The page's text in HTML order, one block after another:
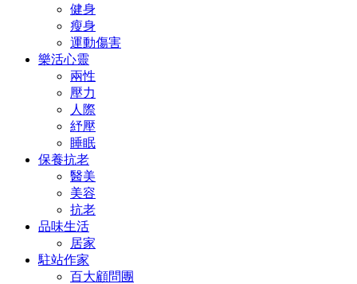
健身
瘦身
運動傷害
樂活心靈
兩性
壓力
人際
紓壓
睡眠
保養抗老
醫美
美容
抗老
品味生活
居家
駐站作家
百大顧問團